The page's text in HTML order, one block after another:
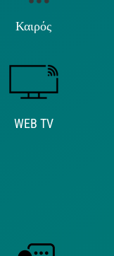
Καιρός
WEB TV